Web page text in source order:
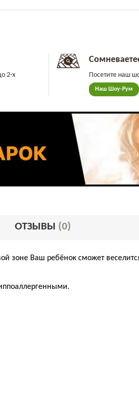
2-х
Посетите наш
Наш Шоу-Рум
ОТЗЫВЫ (0)
зоне Ваш ребёнок сможет